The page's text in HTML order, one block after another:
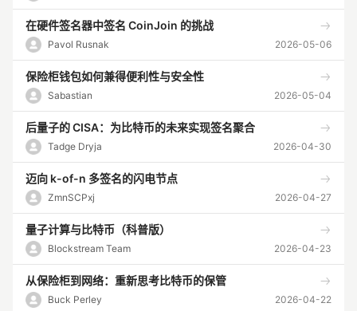
在硬件签名器中签名 CoinJoin 的挑战
Pavol Rusnak 2026-05-06
保险柜钱包如何兼得便利性与安全性
Sabastian 2026-05-04
后量子的 CISA：为比特币的未来实现签名聚合
Tadge Dryja 2026-04-30
迈向 k-of-n 多签名的闪电节点
ZmnSCPxj 2026-04-27
量子计算与比特币（科普版）
Blockstream Team 2026-04-23
从保险柜到网络：重新思考比特币的保管
Buck Perley 2026-04-22